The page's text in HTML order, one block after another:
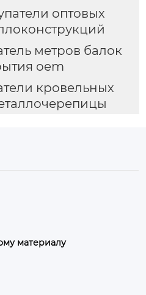
оптовых
метров балок
oem
кровельных
материалу